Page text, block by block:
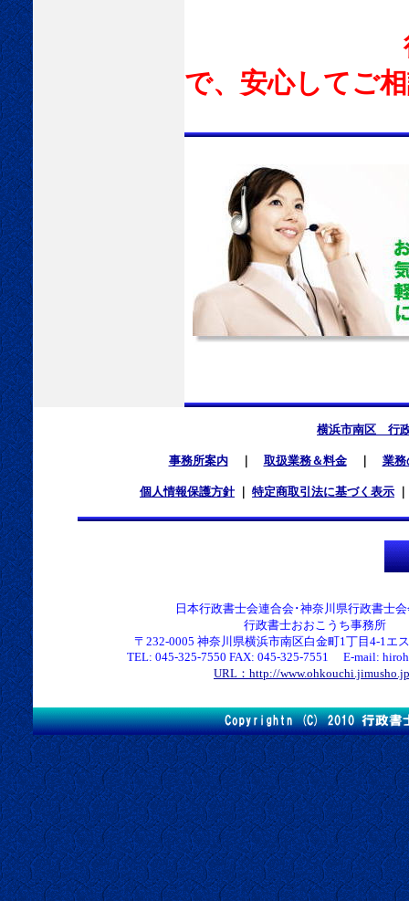
行政書士
で、安心してご
横浜市南区 行
事務所案内｜ 取扱業務＆料金｜ 業務
個人情報保護方針 特定商取引法に基づく表示
日本行政書士会連合会･神奈川県行政書士
行政書士おおこうち事務所
〒232-0005 神奈川県横浜市南区白金町1丁目4-1エ
TEL: 045-325-7550 FAX: 045-325-7551 E-mail:
URL：http://www.ohkouchi.jimusho.jp